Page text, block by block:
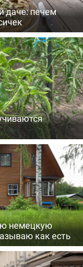
даче: печем
немецкую
как есть